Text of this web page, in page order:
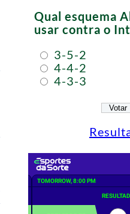
Qual esquema
usar contra o
3-5-2
4-4-2
4-3-3